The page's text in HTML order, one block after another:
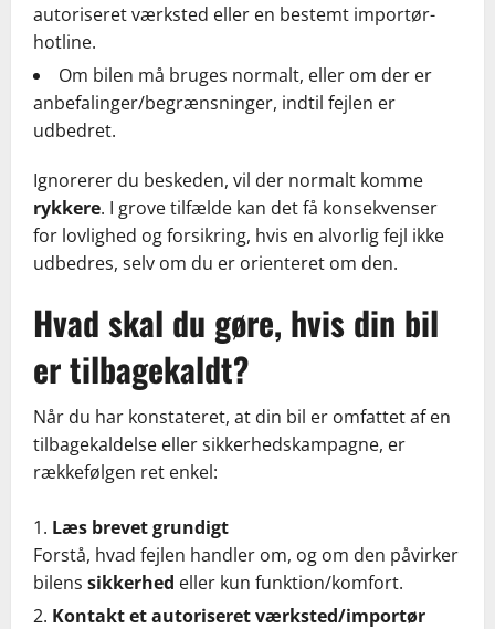
autoriseret værksted eller en bestemt importør-
hotline.
Om bilen må bruges normalt, eller om der er
anbefalinger/begrænsninger, indtil fejlen er
udbedret.
Ignorerer du beskeden, vil der normalt komme
rykkere. I grove tilfælde kan det få konsekvenser
for lovlighed og forsikring, hvis en alvorlig fejl ikke
udbedres, selv om du er orienteret om den.
Hvad skal du gøre, hvis din bil
er tilbagekaldt?
Når du har konstateret, at din bil er omfattet af en
tilbagekaldelse eller sikkerhedskampagne, er
rækkefølgen ret enkel:
Læs brevet grundigt
Forstå, hvad fejlen handler om, og om den påvirker
bilens sikkerhed eller kun funktion/komfort.
Kontakt et autoriseret værksted/importør